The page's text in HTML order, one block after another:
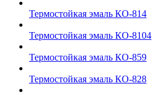
Термостойкая эмаль КО-814
Термостойкая эмаль КО-8104
Термостойкая эмаль КО-859
Термостойкая эмаль КО-828